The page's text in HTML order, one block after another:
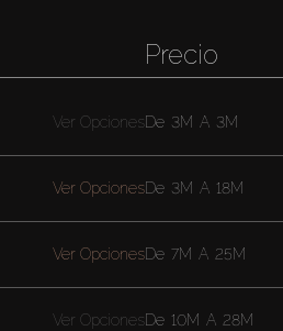
Ver Opciones
Ver Opciones
Ver Opciones
Ver Opciones
Precio
De 3M A 3M
De 3M A 18M
De 7M A 25M
De 10M A 28M